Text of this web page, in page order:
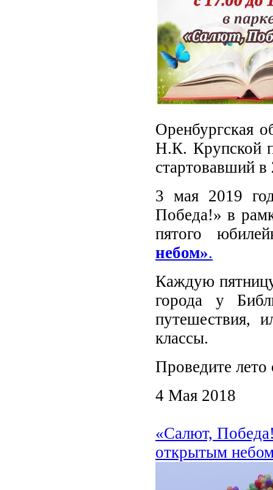
Оренбургская
Н.К. Крупской
стартовавший в
3 мая 2019
Победа!» в
пятого
небом».
Каждую
города у
путешествия,
классы.
Проведите лето
4 Мая 2018
«Салют,
открытым